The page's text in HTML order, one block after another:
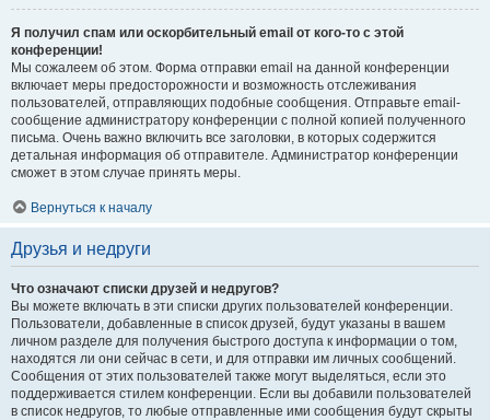
Я получил спам или оскорбительный email от кого-то с этой
конференции!
Мы сожалеем об этом. Форма отправки email на данной конференции
включает меры предосторожности и возможность отслеживания
пользователей, отправляющих подобные сообщения. Отправьте email-
сообщение администратору конференции с полной копией полученного
письма. Очень важно включить все заголовки, в которых содержится
детальная информация об отправителе. Администратор конференции
сможет в этом случае принять меры.
Вернуться к началу
Друзья и недруги
Что означают списки друзей и недругов?
Вы можете включать в эти списки других пользователей конференции.
Пользователи, добавленные в список друзей, будут указаны в вашем
личном разделе для получения быстрого доступа к информации о том,
находятся ли они сейчас в сети, и для отправки им личных сообщений.
Сообщения от этих пользователей также могут выделяться, если это
поддерживается стилем конференции. Если вы добавили пользователей
в список недругов, то любые отправленные ими сообщения будут скрыты